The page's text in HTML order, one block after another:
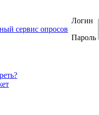
Логин
Пароль